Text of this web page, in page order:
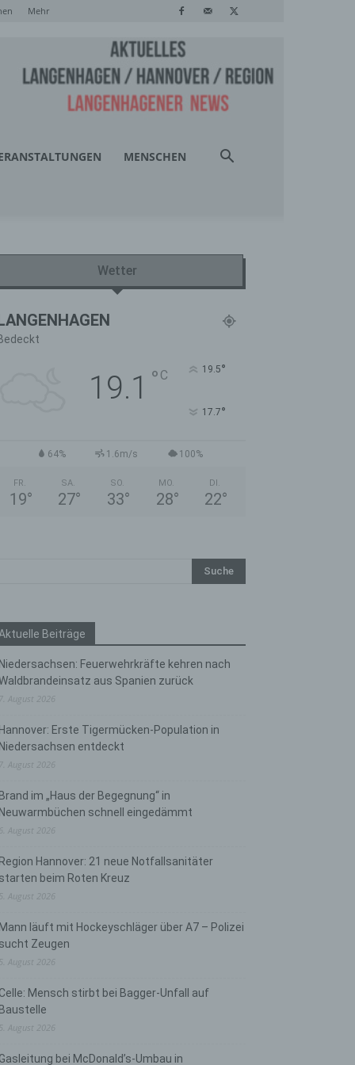
Mehr
MENSCHEN
Wetter
19.1 ° C 19.5°
17.7°
64% 1.6m/s 100%
FR.
19°
SA.
27°
SO.
33°
MO.
28°
DI.
22°
Aktuelle Beiträge
Niedersachsen: Feuerwehrkräfte kehren nach
aus Spanien zurück
7. August 2026
Hannover: Erste Tigermücken-Population in
Niedersachsen entdeckt
7. August 2026
Brand im „Haus der Begegnung“ in
Neuwarmbüchen schnell eingedämmt
6. August 2026
Region Hannover: 21 neue Notfallsanitäter
starten beim Roten Kreuz
5. August 2026
Mann läuft mit Hockeyschläger über A7 – Polizei
sucht Zeugen
5. August 2026
Celle: Mensch stirbt bei Bagger-Unfall auf
Baustelle
5. August 2026
Gasleitung bei McDonald’s-Umbau in